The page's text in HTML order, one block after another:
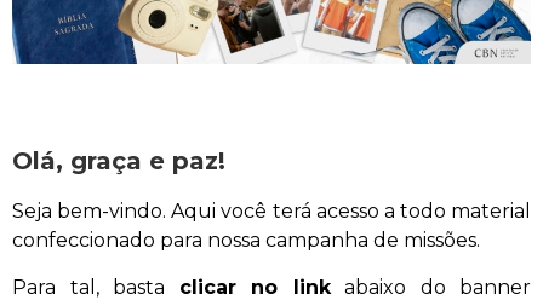
Olá, graça e paz!
Seja bem-vindo.Aqui você terá acesso a todo material
confeccionado para nossa campanha de missões.
Para tal, basta clicar no linkabaixo do banner